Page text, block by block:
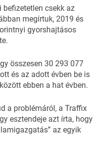
csekk az
megírtuk, 2019 és
gyorshajtásos
összesen 30 293 077
és az adott évben be is
ebben a hat évben.
a problémáról, a Traffix
esztendeje azt írta, hogy
az egyik